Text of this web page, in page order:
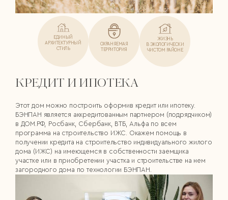
ЕДИНЫЙ
АРХИТЕКТУРНЫЙ
СТИЛЬ
ОХРАНЯЕМАЯ
ТЕРРИТОРИЯ
ЖИЗНЬ
В ЭКОЛОГИЧЕСКИ
ЧИСТОМ РАЙОНЕ
КРЕДИТ И ИПОТЕКА
Этот дом можно построить оформив кредит или ипотеку.
БЭНПАН является аккредитованным партнером (подрядчиком)
в ДОМ.РФ, Росбанк, Сбербанк, ВТБ, Альфа по всем
программа на строительство ИЖС. Окажем помощь в
получении кредита на строительство индивидуального жилого
дома (ИЖС) на имеющемся в собственности заемщика
участке или в приобретении участка и строительстве на нем
загородного дома по технологии БЭНПАН.